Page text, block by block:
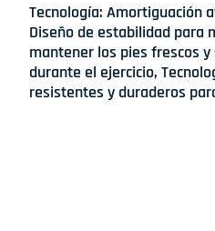
Tecnología: Amortiguación
Diseño de estabilidad para
mantener los pies frescos
durante el ejercicio,
resistentes y duraderos